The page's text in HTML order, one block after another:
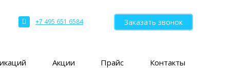
+7 495 651 6584 Заказать звонок
Акции Прайс Контакты